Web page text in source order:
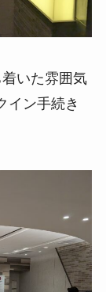
いた雰囲気
イン手続き